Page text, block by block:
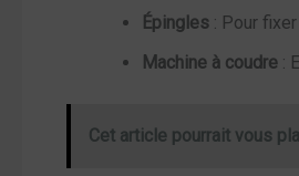
Épingles : Pour
Machine à coudre :
Cet article pourrait vous